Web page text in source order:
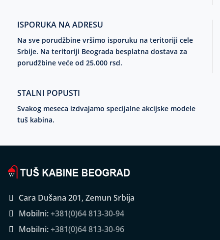
ISPORUKA NA ADRESU
Na sve porudžbine vršimo isporuku na teritoriji cele
Srbije. Na teritoriji Beograda besplatna dostava za
porudžbine veće od 25.000 rsd.
STALNI POPUSTI
Svakog meseca izdvajamo specijalne akcijske modele
tuš kabina.
Cara Dušana 201, Zemun Srbija
Mobilni:+381(0)64 813-30-94
Mobilni:+381(0)64 813-30-96